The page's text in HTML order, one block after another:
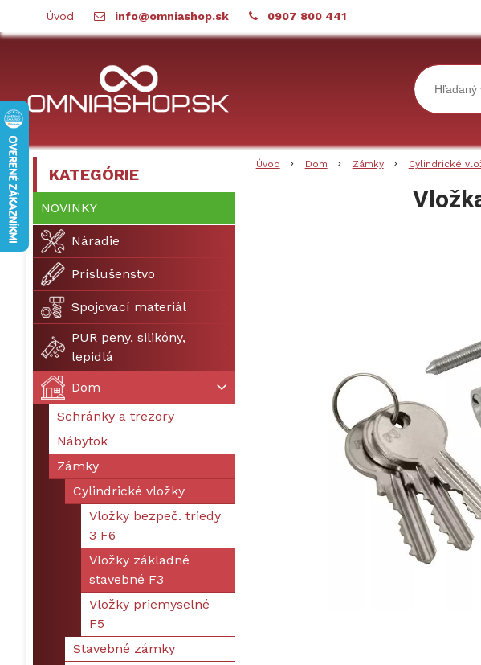
Úvod info@omniashop.sk 0907 800 441
Úvod Dom Zámky Cylindrické
KATEGÓRIE
NOVINKY
Náradie
Príslušenstvo
Spojovací materiál
PUR peny, silikóny,
lepidlá
Dom
Schránky a trezory
Nábytok
Zámky
Cylindrické vložky
Vložky bezpeč. triedy
3 F6
Vložky základné
stavebné F3
Vložky priemyselné
F5
Stavebné zámky